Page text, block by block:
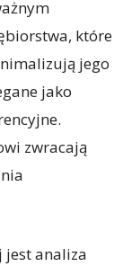
które
jego
jako
zwracają
jest analiza